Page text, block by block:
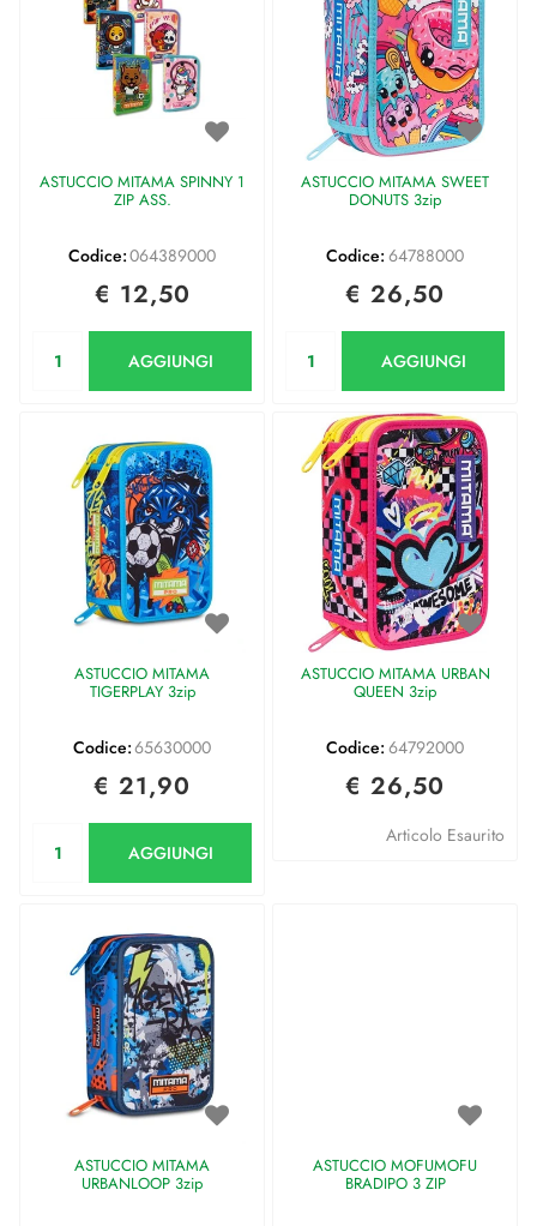
ASTUCCIO MITAMA SPINNY 1
ZIP ASS.
Codice:064389000
€ 12,50
AGGIUNGI
ASTUCCIO MITAMA SWEET
DONUTS 3zip
Codice: 64788000
€ 26,50
AGGIUNGI
ASTUCCIO MITAMA
TIGERPLAY 3zip
Codice:65630000
€ 21,90
AGGIUNGI
ASTUCCIO MITAMA URBAN
QUEEN 3zip
Codice: 64792000
€ 26,50
Articolo Esaurito
ASTUCCIO MITAMA
URBANLOOP 3zip
ASTUCCIO MOFUMOFU
BRADIPO 3 ZIP